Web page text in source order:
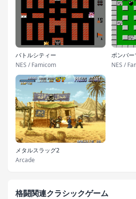
バトルシティー
NES / Famicom
ボンバー
NES /
メタルスラッグ2
Arcade
格闘関連クラシックゲーム